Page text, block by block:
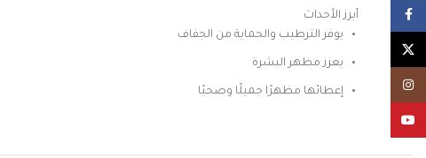
أبرز الأحداث
يوفر الترطيب والحماية من الجفاف
يعزز مظهر البشرة
إعطائها مظهرًا جميلًا وصحيًا
Facebook
Instagram